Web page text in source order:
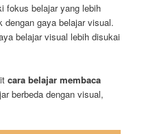
fokus belajar yang lebih
dengan gaya belajar visual.
belajar visual lebih disukai
cara belajar membaca
berbeda dengan visual,